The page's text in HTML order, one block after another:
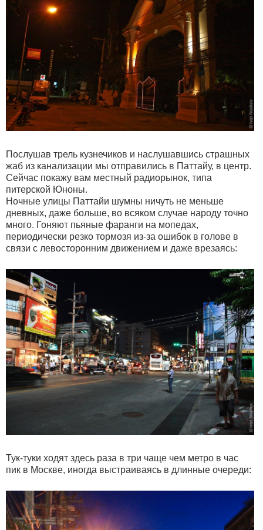
Послушав трель кузнечиков и наслушавшись страшных
жаб из канализации мы отправились в Паттайу, в центр.
Сейчас покажу вам местный радиорынок, типа
питерской Юноны.
Ночные улицы Паттайи шумны ничуть не меньше
дневных, даже больше, во всяком случае народу точно
много. Гоняют пьяные фаранги на мопедах,
периодически резко тормозя из-за ошибок в голове в
связи с левосторонним движением и даже врезаясь:
Тук-туки ходят здесь раза в три чаще чем метро в час
пик в Москве, иногда выстраиваясь в длинные очереди: